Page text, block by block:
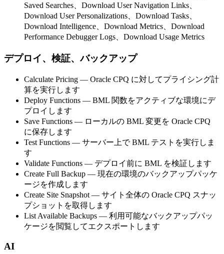
Saved Searches
Download User Navigation Links
Download User Personalizations
Download Tasks
Download Intelligence
Download Metrics
Download
Performance Debugger Logs
Download Usage Metrics
デプロイ、検証、バックアップ
Calculate Pricing — Oracle CPQ に対してプライシング計
算を実行します
Deploy Functions — BML 関数をアクティブな環境にデ
プロイします
Save Functions — ローカルの BML 変更を Oracle CPQ
に保存します
Test Functions — サーバー上で BML テストを実行しま
す
Validate Functions — デプロイ前に BML を検証します
Create Full Backup — 現在の環境のバックアップパッケ
ージを作成します
Create Site Snapshot — サイト全体の Oracle CPQ スナッ
プショットを取得します
List Available Backups — 利用可能なバックアップパッ
ケージを閲覧してエクスポートします
AI